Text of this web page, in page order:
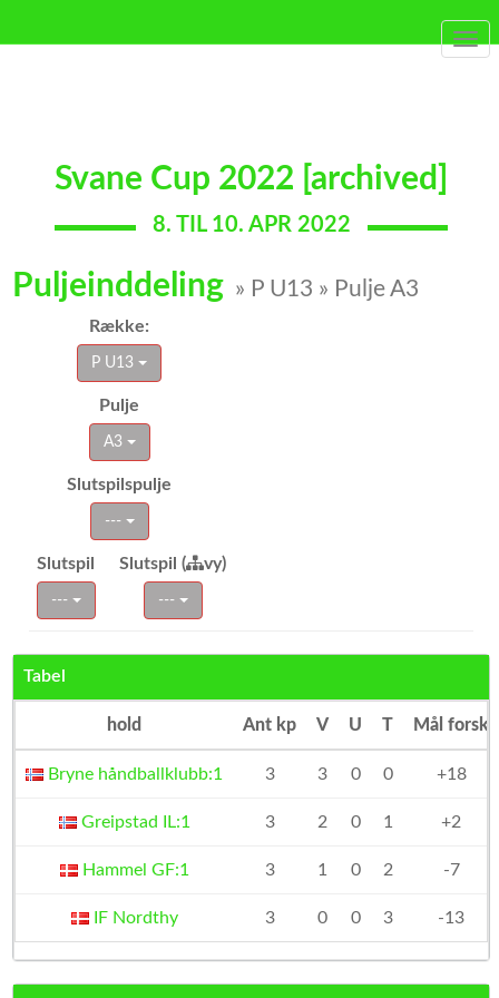
Svane Cup 2022 [archived]
8. TIL 10. APR 2022
Puljeinddeling » P U13 » Pulje A3
Række:
P U13
Pulje
A3
Slutspilspulje
---
Slutspil Slutspil ( vy)
--- ---
Tabel
hold Ant kp V U T Mål forsk
Bryne håndballklubb:1 3 3 0 0 +18
Greipstad IL:1 3 2 0 1 +2
Hammel GF:1 3 1 0 2 -7
IF Nordthy 3 0 0 3 -13